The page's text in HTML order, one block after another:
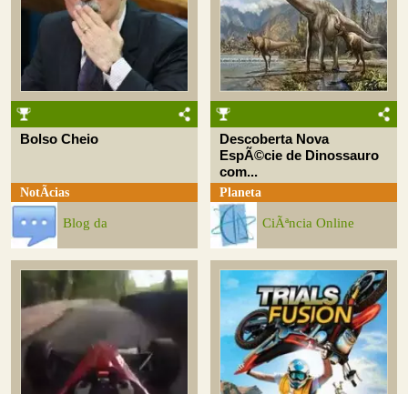
Bolso Cheio
NotÃ­cias
Blog da
Descoberta Nova
EspÃ©cie de Dinossauro
com...
Planeta
CiÃªncia Online